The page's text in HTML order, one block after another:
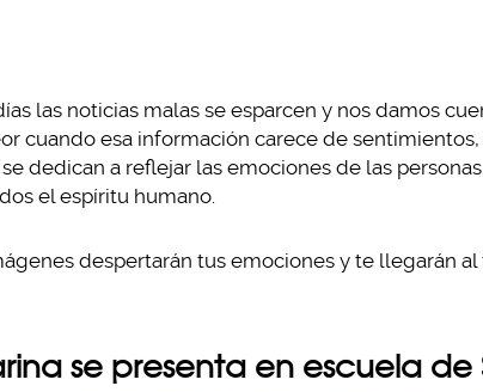
las noticias malas se esparcen y nos damos
cuando esa información carece de
dedican a reflejar las emociones de las
el espíritu humano.
despertarán tus emociones y te llegarán
se presenta en escuela